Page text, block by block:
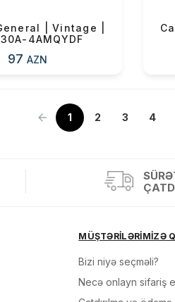
| Vintage |
4AMQYDF
97AZN
1 2 3 4
»
MÜŞTƏRİLƏRİMİZƏ
Bizi niyə seçməli?
Necə onlayn sifariş